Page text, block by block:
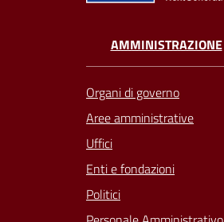
AMMINISTRAZIONE
Organi di governo
Aree amministrative
Uffici
Enti e fondazioni
Politici